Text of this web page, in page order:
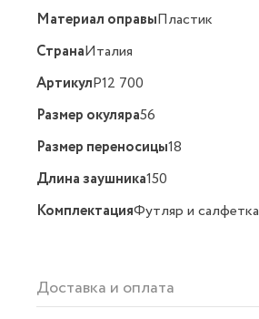
Материал оправыПластик
СтранаИталия
АртикулP12 700
Размер окуляра56
Размер переносицы18
Длина заушника150
КомплектацияФутляр и салфетка
Доставка и оплата